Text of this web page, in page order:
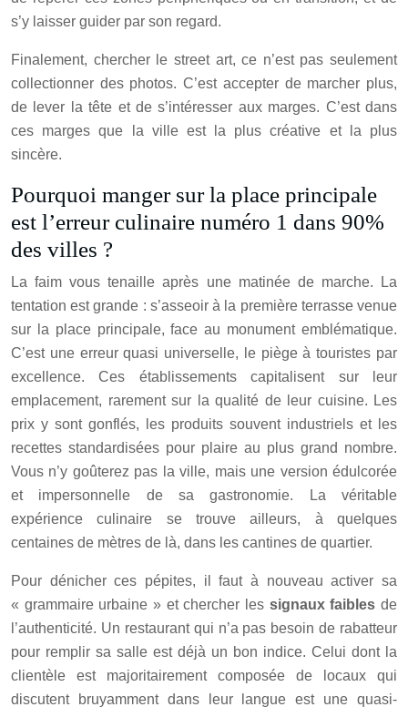
s’y laisser guider par son regard.
Finalement, chercher le street art, ce n’est pas seulement
collectionner des photos. C’est accepter de marcher plus,
de lever la tête et de s’intéresser aux marges. C’est dans
ces marges que la ville est la plus créative et la plus
sincère.
Pourquoi manger sur la place principale
est l’erreur culinaire numéro 1 dans 90%
des villes ?
La faim vous tenaille après une matinée de marche. La
tentation est grande : s’asseoir à la première terrasse venue
sur la place principale, face au monument emblématique.
C’est une erreur quasi universelle, le piège à touristes par
excellence. Ces établissements capitalisent sur leur
emplacement, rarement sur la qualité de leur cuisine. Les
prix y sont gonflés, les produits souvent industriels et les
recettes standardisées pour plaire au plus grand nombre.
Vous n’y goûterez pas la ville, mais une version édulcorée
et impersonnelle de sa gastronomie. La véritable
expérience culinaire se trouve ailleurs, à quelques
centaines de mètres de là, dans les cantines de quartier.
Pour dénicher ces pépites, il faut à nouveau activer sa
« grammaire urbaine » et chercher les signaux faibles de
l’authenticité. Un restaurant qui n’a pas besoin de rabatteur
pour remplir sa salle est déjà un bon indice. Celui dont la
clientèle est majoritairement composée de locaux qui
discutent bruyamment dans leur langue est une quasi-